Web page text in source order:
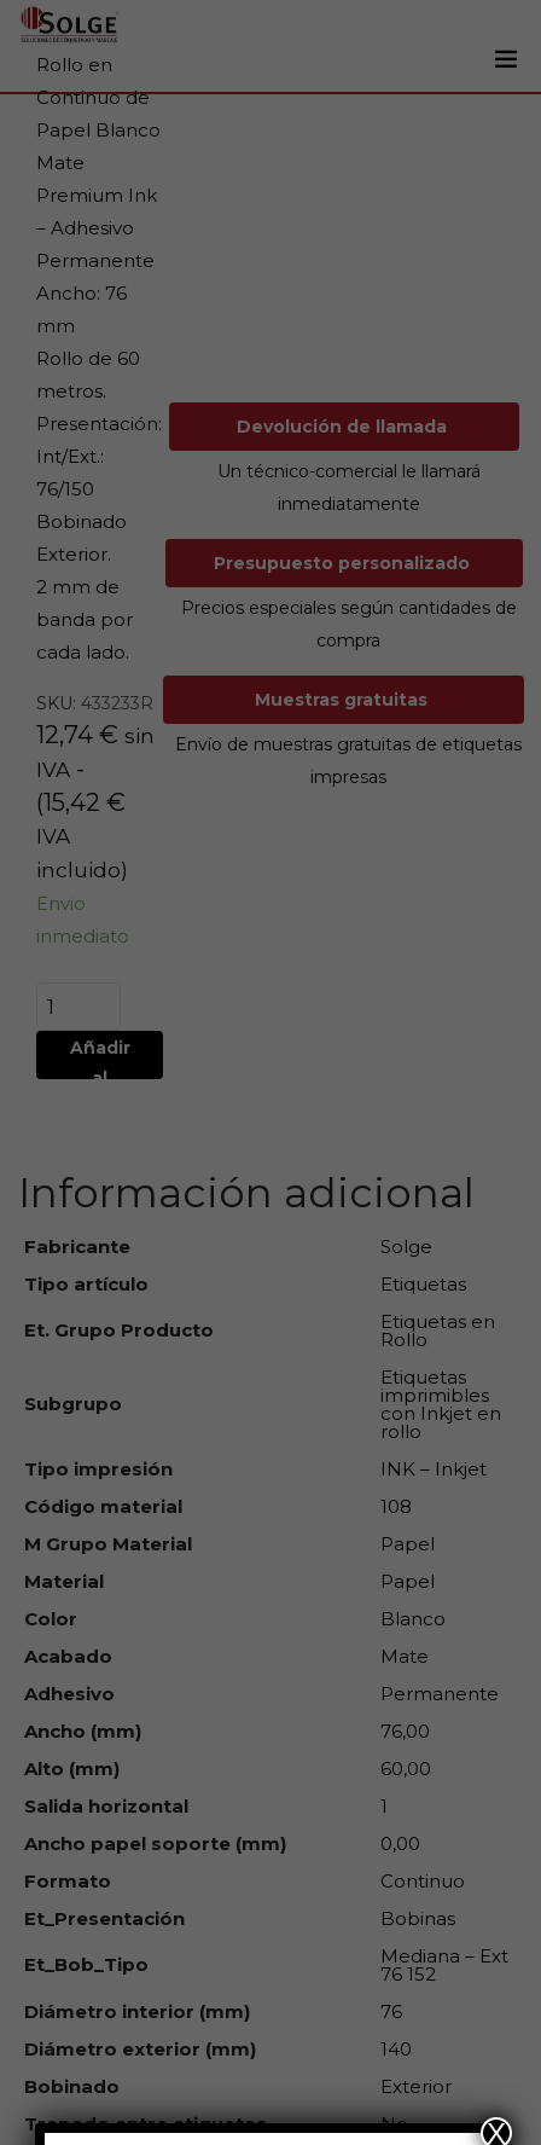
Soluciones
Impresoras
Etiquetas
Tintas
Marcaje
Servicios
+34 93 241 22 21
Rollo en
Continuo de
Papel Blanco
Mate
Premium Ink
– Adhesivo
Permanente
Ancho: 76
mm
Rollo de 60
metros.
Presentación:
Int/Ext.:
76/150
Bobinado
Exterior.
2 mm de
banda por
cada lado.
SKU: 433233R
12,74 € sin
IVA -
(15,42 €
IVA
incluido)
Envio
inmediato
Añadir
al
Devolución de llamada
Un técnico-comercial le llamará
inmediatamente
Presupuesto personalizado
Precios especiales según cantidades de
compra
Muestras gratuitas
Envío de muestras gratuitas de etiquetas
impresas
Información adicional
Fabricante
Solge
Tipo artículo
Etiquetas
Et. Grupo Producto
Etiquetas en
Rollo
Subgrupo
Etiquetas
imprimibles
con Inkjet en
rollo
Tipo impresión
INK – Inkjet
Código material
108
M Grupo Material
Papel
Material
Papel
Color
Blanco
Acabado
Mate
Adhesivo
Permanente
Ancho (mm)
76,00
Alto (mm)
60,00
Salida horizontal
1
Ancho papel soporte (mm)
0,00
Formato
Continuo
Et_Presentación
Bobinas
Et_Bob_Tipo
Mediana – Ext
76 152
Diámetro interior (mm)
76
Diámetro exterior (mm)
140
Bobinado
Exterior
Trepado entre etiquetas
No
X